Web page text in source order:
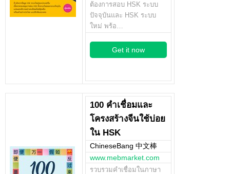
ต้องการสอบ HSK ระบบ
ปัจจุบันและ HSK ระบบ
ใหม่ พร้อ…
Get it now
100 คำเชื่อมและ
โครงสร้างจีนใช้บ่อย
ใน HSK
ChineseBang 中文棒
www.mebmarket.com
รวบรวมคำเชื่อมในภาษา